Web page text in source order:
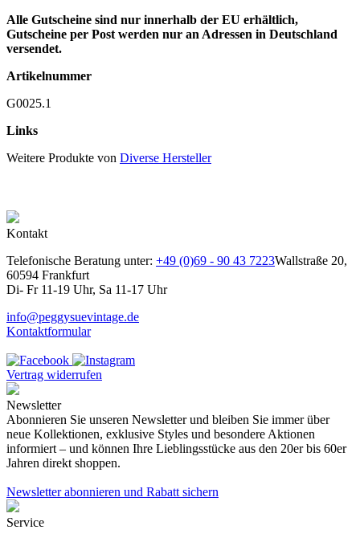
Alle Gutscheine sind nur innerhalb der EU erhältlich,
Gutscheine per Post werden nur an Adressen in Deutschland
versendet.
Artikelnummer
G0025.1
Links
Weitere Produkte von Diverse Hersteller
Kontakt
Telefonische Beratung unter: +49 (0)69 - 90 43 7223Wallstraße 20,
60594 Frankfurt
Di- Fr 11-19 Uhr, Sa 11-17 Uhr
info@peggysuevintage.de
Kontaktformular
Vertrag widerrufen
Newsletter
Abonnieren Sie unseren Newsletter und bleiben Sie immer über
neue Kollektionen, exklusive Styles und besondere Aktionen
informiert – und können Ihre Lieblingsstücke aus den 20er bis 60er
Jahren direkt shoppen.
Newsletter abonnieren und Rabatt sichern
Service